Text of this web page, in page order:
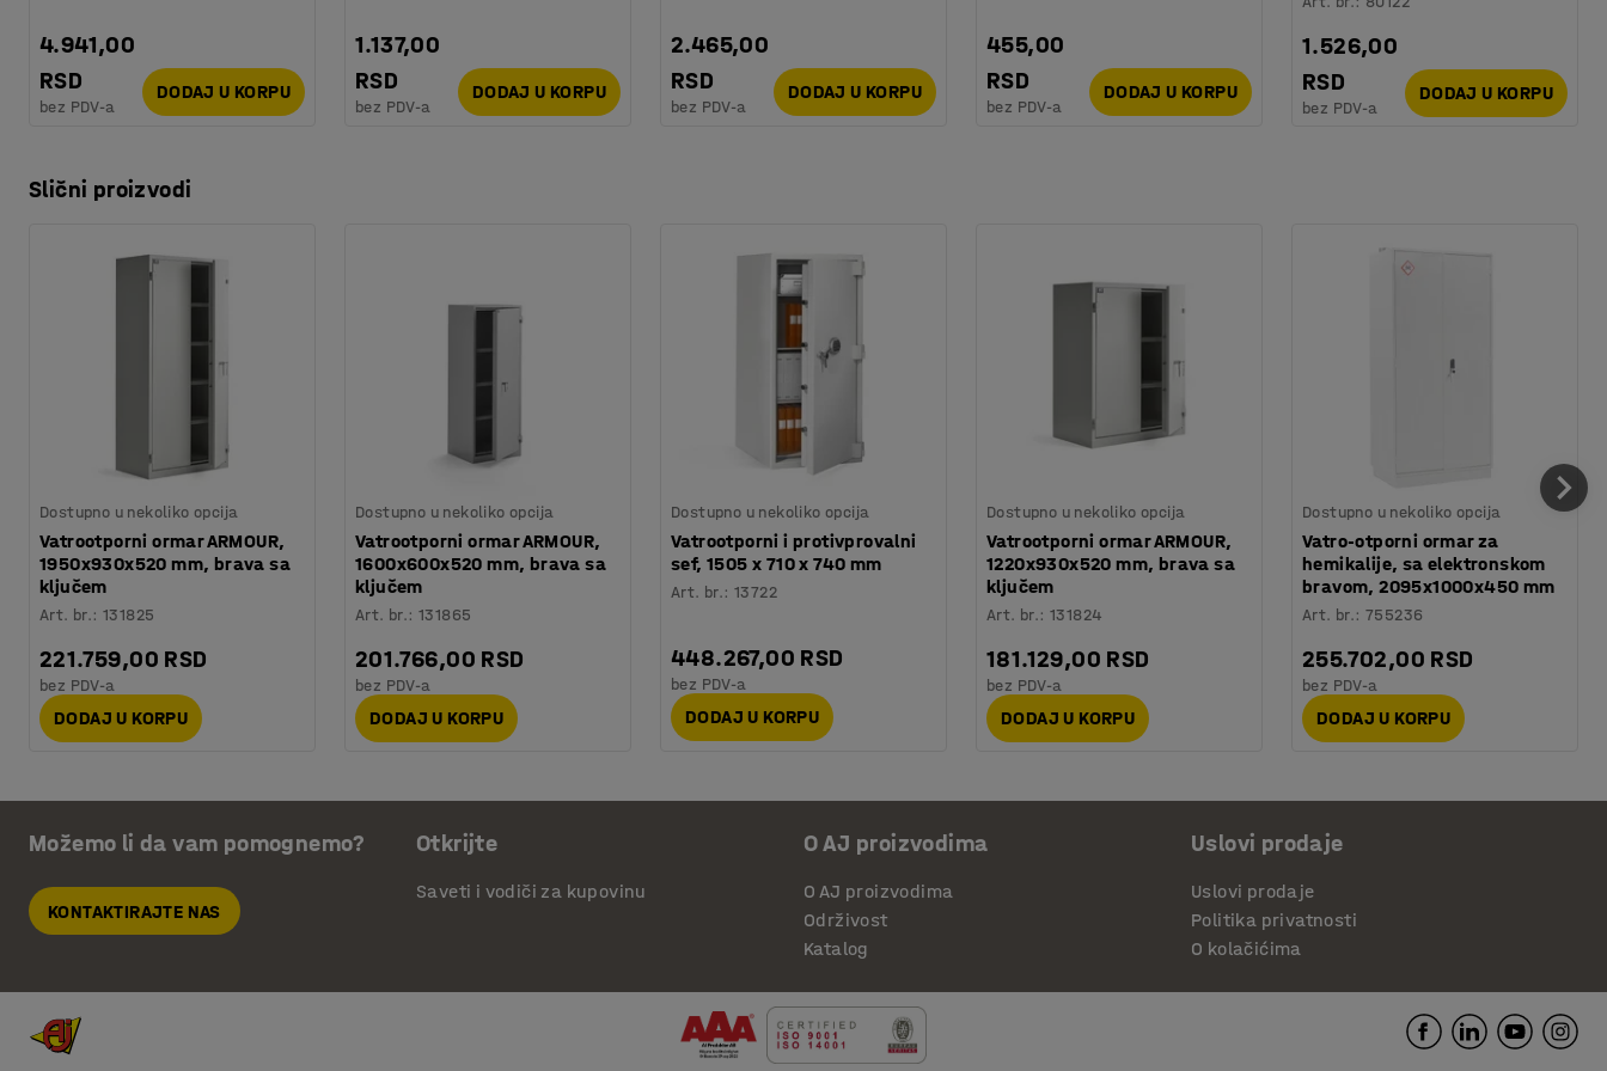
4.941,00
RSD
bez PDV-a
DODAJ U KORPU
1.137,00
RSD
bez PDV-a
DODAJ U KORPU
2.465,00
RSD
bez PDV-a
DODAJ U KORPU
455,00
RSD
bez PDV-a
DODAJ U KORPU
1.526,00
RSD
bez PDV-a
DODAJ U KORPU
Slični proizvodi
Dostupno u nekoliko opcija
Vatrootporni ormar ARMOUR,
1950x930x520 mm, brava sa
ključem
Art. br.:131825
221.759,00 RSD
bez PDV-a
DODAJ U KORPU
Dostupno u nekoliko opcija
Vatrootporni ormar ARMOUR,
1600x600x520 mm, brava sa
ključem
Art. br.:131865
201.766,00 RSD
bez PDV-a
DODAJ U KORPU
Dostupno u nekoliko opcija
Vatrootporni i protivprovalni
sef, 1505 x 710 x 740 mm
Art. br.:13722
448.267,00 RSD
bez PDV-a
DODAJ U KORPU
Dostupno u nekoliko opcija
Vatrootporni ormar ARMOUR,
1220x930x520 mm, brava sa
ključem
Art. br.:131824
181.129,00 RSD
bez PDV-a
DODAJ U KORPU
Dostupno u nekoliko opcija
Vatro-otporni ormar za
hemikalije, sa elektronskom
bravom, 2095x1000x450 mm
Art. br.:755236
255.702,00 RSD
bez PDV-a
DODAJ U KORPU
Možemo li da vam pomognemo?
KONTAKTIRAJTE NAS
Otkrijte
Saveti i vodiči za kupovinu
O AJ proizvodima
O AJ proizvodima
Održivost
Katalog
Uslovi prodaje
Uslovi prodaje
Politika privatnosti
O kolačićima